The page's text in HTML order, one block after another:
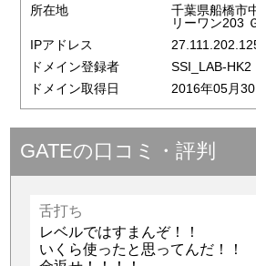
所在地
千葉県船橋市
リーワン203
IPアドレス
ドメイン登録者
SSI_LAB-HK2
ドメイン取得日
2016年05月30
GATEの口コミ・評判
舌打ち
レベルではすまんぞ！！
いくら使ったと思ってんだ！！